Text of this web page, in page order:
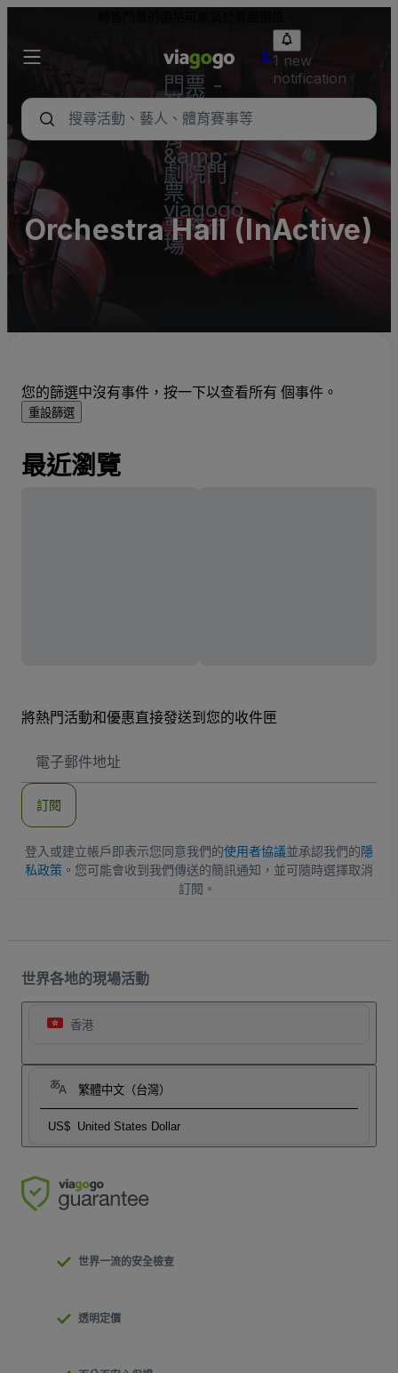
門票 -
音樂
會、體
育
&amp;
劇院門
票 |
viagogo
票務市
場
1 new
notification
Orchestra Hall (InActive)
您的篩選中沒有事件，按一下以查看所有 個事件。
重設篩選
最近瀏覽
將熱門活動和優惠直接發送到您的收件匣
子
地
訂閱
登入或建立帳戶即表示您同意我們的使用者協議並承認我們的隱
私政策 。您可能會收到我們傳送的簡訊通知，並可隨時選擇取消
訂閱。
世界各地的現場活動
香港
繁體中文（台灣）
US$ United States Dollar
世界一流的安全檢查
透明定價